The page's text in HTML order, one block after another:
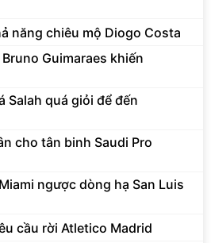
năng chiêu mộ Diogo Costa
Guimaraes khiến
Salah quá giỏi để đến
cho tân binh Saudi Pro
ngược dòng hạ San Luis
cầu rời Atletico Madrid